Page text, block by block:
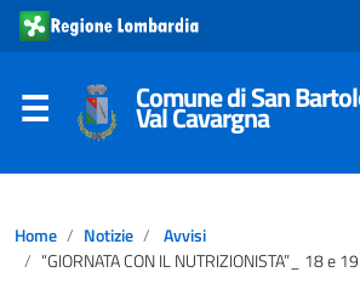
Comune di San
Val Cavargna
Home Notizie
Avvisi
“GIORNATA CON IL NUTRIZIONISTA”_ 18 e 19 giugno